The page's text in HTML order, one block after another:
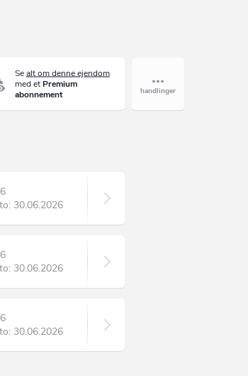
Sealt om denne ejendom
med et Premium
abonnement
30.06.2026
30.06.2026
30.06.2026